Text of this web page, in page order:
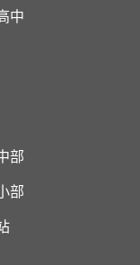
中
部
部